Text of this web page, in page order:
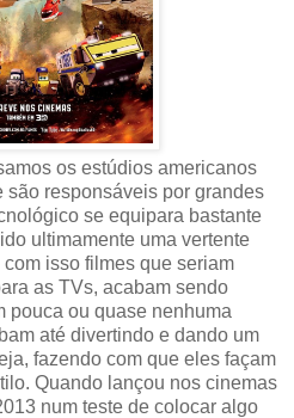
os estúdios americanos
responsáveis por grandes
se equipara bastante
ultimamente uma vertente
isso filmes que seriam
as TVs, acabam sendo
pouca ou quase nenhuma
até divertindo e dando um
fazendo com que eles façam
Quando lançou nos cinemas
num teste de colocar algo